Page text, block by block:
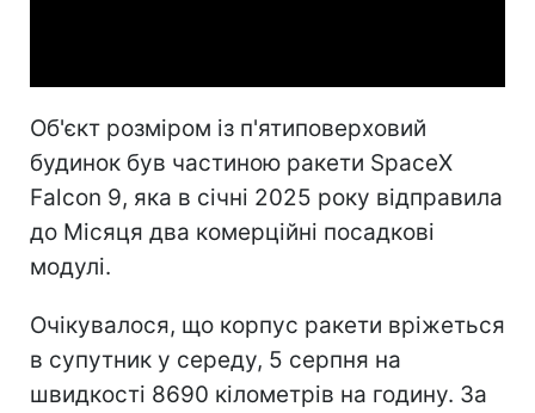
Об'єкт розміром із п'ятиповерховий
будинок був частиною ракети SpaceX
Falcon 9, яка в січні 2025 року відправила
до Місяця два комерційні посадкові
модулі.
Очікувалося, що корпус ракети вріжеться
в супутник у середу, 5 серпня на
швидкості 8690 кілометрів на годину. За